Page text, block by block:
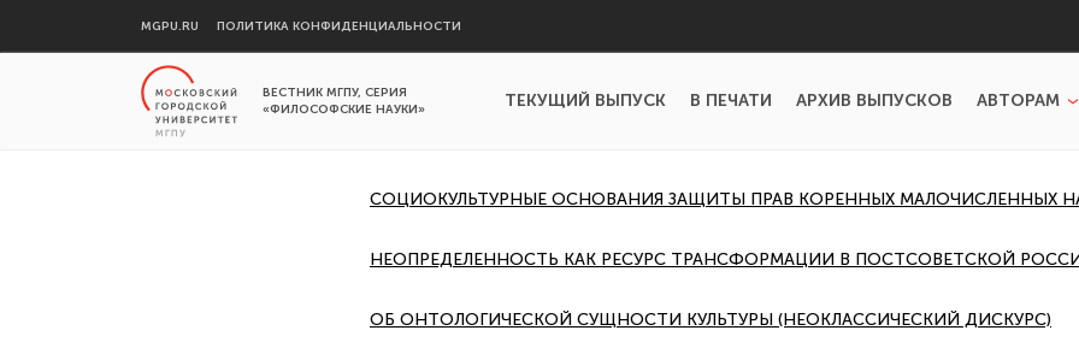
MGPU.RU ПОЛИТИКА КОНФИДЕНЦИАЛЬНОСТИ
ВЕСТНИК МГПУ, СЕРИЯ
«ФИЛОСОФСКИЕ НАУКИ»
ТЕКУЩИЙ ВЫПУСК В ПЕЧАТИ АРХИВ ВЫПУСКОВ АВТОРАМ
СОЦИОКУЛЬТУРНЫЕ ОСНОВАНИЯ ЗАЩИТЫ ПРАВ КОРЕННЫХ МАЛОЧИСЛЕННЫХ
НЕОПРЕДЕЛЕННОСТЬ КАК РЕСУРС ТРАНСФОРМАЦИИ В ПОСТСОВЕТСКОЙ
ОБ ОНТОЛОГИЧЕСКОЙ СУЩНОСТИ КУЛЬТУРЫ (НЕОКЛАССИЧЕСКИЙ ДИСКУРС)